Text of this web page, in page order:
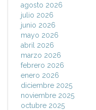
agosto 2026
julio 2026
junio 2026
mayo 2026
abril 2026
marzo 2026
febrero 2026
enero 2026
diciembre 2025
noviembre 2025
octubre 2025